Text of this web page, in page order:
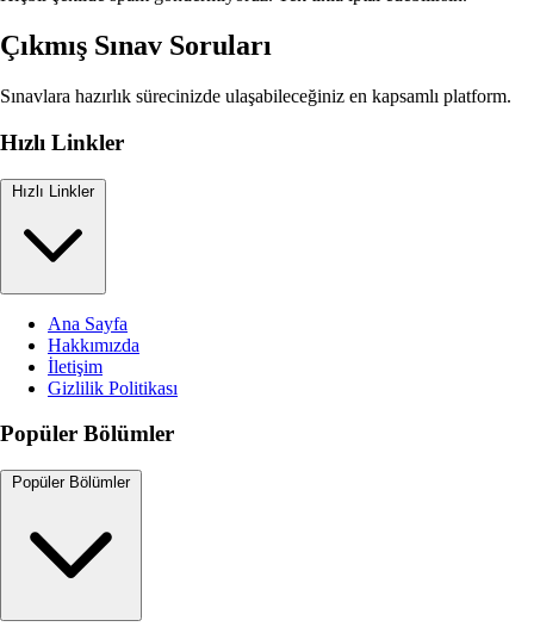
Çıkmış Sınav Soruları
Sınavlara hazırlık sürecinizde ulaşabileceğiniz en kapsamlı platform.
Hızlı Linkler
Hızlı Linkler
Ana Sayfa
Hakkımızda
İletişim
Gizlilik Politikası
Popüler Bölümler
Popüler Bölümler